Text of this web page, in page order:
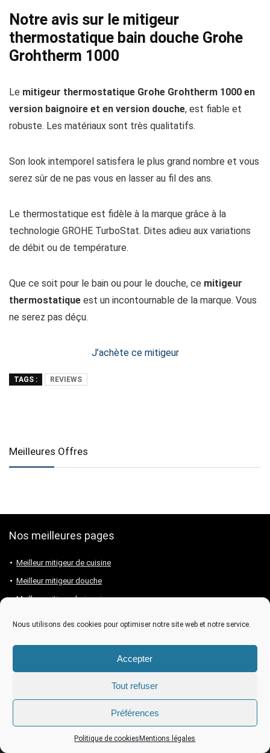
Nous utilisons des cookies pour optimiser notre site web et notre service.
Accepter
Tout refuser
Préférences
Politique de cookies Mentions légales
Notre avis sur le mitigeur
thermostatique bain douche Grohe
Grohtherm 1000
Le mitigeur thermostatique Grohe Grohtherm 1000 en
version baignoire et en version douche, est fiable et
robuste. Les matériaux sont très qualitatifs.
Son look intemporel satisfera le plus grand nombre et vous
serez sûr de ne pas vous en lasser au fil des ans.
Le thermostatique est fidèle à la marque grâce à la
technologie GROHE TurboStat. Dites adieu aux variations
de débit ou de température.
Que ce soit pour le bain ou pour le douche, ce mitigeur
thermostatique est un incontournable de la marque. Vous
ne serez pas déçu.
J’achète ce mitigeur
TAGS : REVIEWS
Meilleures Offres
Nos meilleures pages
Meilleur mitigeur de cuisine
Meilleur mitigeur douche
Meilleur mitigeur baignoire
Politique de cookies- En tant que Partenaire Amazon, je réalise un
bénéfice sur les achats remplissant les conditions requises.